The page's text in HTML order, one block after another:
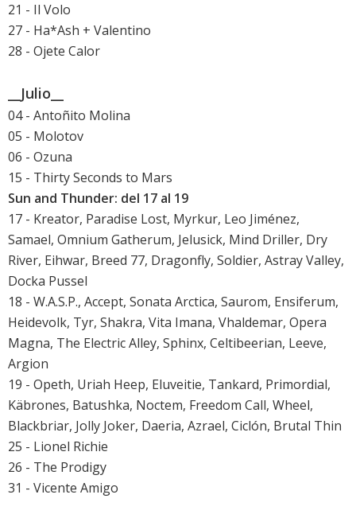
21 - Il Volo
27 - Ha*Ash + Valentino
28 - Ojete Calor
__Julio__
04 - Antoñito Molina
05 - Molotov
06 - Ozuna
15 - Thirty Seconds to Mars
Sun and Thunder: del 17 al 19
17 - Kreator, Paradise Lost, Myrkur, Leo Jiménez,
Samael, Omnium Gatherum, Jelusick, Mind Driller, Dry
River, Eihwar, Breed 77, Dragonfly, Soldier, Astray Valley,
Docka Pussel
18 - W.A.S.P., Accept, Sonata Arctica, Saurom, Ensiferum,
Heidevolk, Tyr, Shakra, Vita Imana, Vhaldemar, Opera
Magna, The Electric Alley, Sphinx, Celtibeerian, Leeve,
Argion
19 - Opeth, Uriah Heep, Eluveitie, Tankard, Primordial,
Käbrones, Batushka, Noctem, Freedom Call, Wheel,
Blackbriar, Jolly Joker, Daeria, Azrael, Ciclón, Brutal Thin
25 - Lionel Richie
26 - The Prodigy
31 - Vicente Amigo